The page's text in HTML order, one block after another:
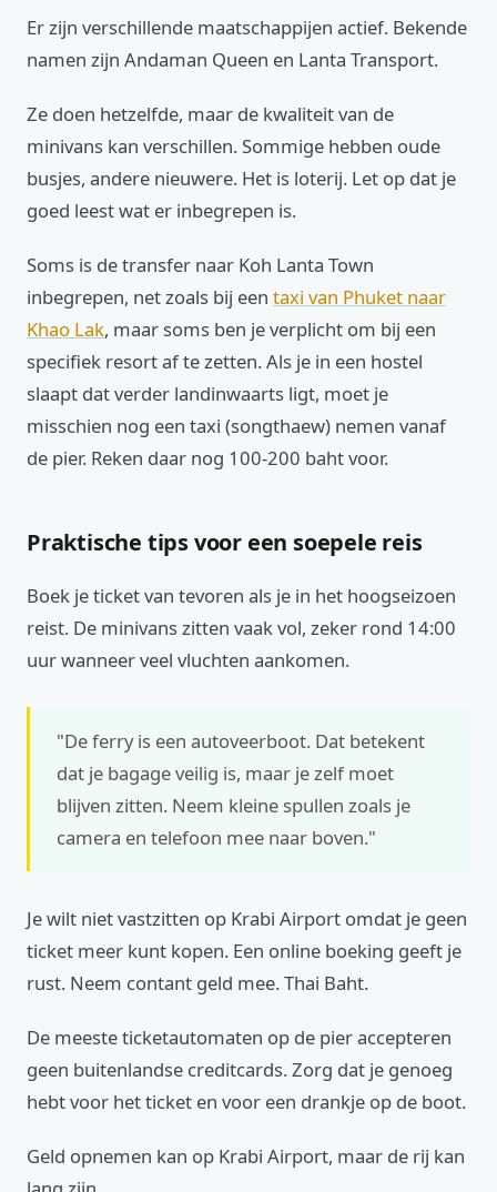
Er zijn verschillende maatschappijen actief. Bekende
namen zijn Andaman Queen en Lanta Transport.
Ze doen hetzelfde, maar de kwaliteit van de
minivans kan verschillen. Sommige hebben oude
busjes, andere nieuwere. Het is loterij. Let op dat je
goed leest wat er inbegrepen is.
Soms is de transfer naar Koh Lanta Town
inbegrepen, net zoals bij een taxi van Phuket naar
Khao Lak, maar soms ben je verplicht om bij een
specifiek resort af te zetten. Als je in een hostel
slaapt dat verder landinwaarts ligt, moet je
misschien nog een taxi (songthaew) nemen vanaf
de pier. Reken daar nog 100-200 baht voor.
Praktische tips voor een soepele reis
Boek je ticket van tevoren als je in het hoogseizoen
reist. De minivans zitten vaak vol, zeker rond 14:00
uur wanneer veel vluchten aankomen.
"De ferry is een autoveerboot. Dat betekent
dat je bagage veilig is, maar je zelf moet
blijven zitten. Neem kleine spullen zoals je
camera en telefoon mee naar boven."
Je wilt niet vastzitten op Krabi Airport omdat je geen
ticket meer kunt kopen. Een online boeking geeft je
rust. Neem contant geld mee. Thai Baht.
De meeste ticketautomaten op de pier accepteren
geen buitenlandse creditcards. Zorg dat je genoeg
hebt voor het ticket en voor een drankje op de boot.
Geld opnemen kan op Krabi Airport, maar de rij kan